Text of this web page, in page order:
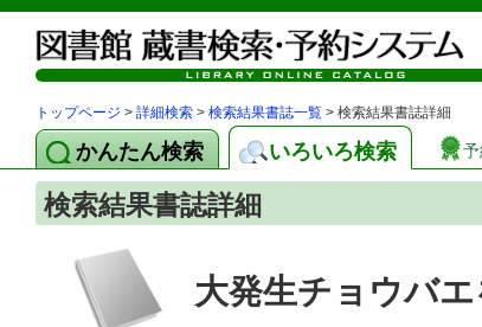
トップページ > 詳細検索 > 検索結果書誌一覧 > 検索結果書誌詳細
かんたん検索 いろいろ検索 予
検索結果書誌詳細
大発生チョウバ